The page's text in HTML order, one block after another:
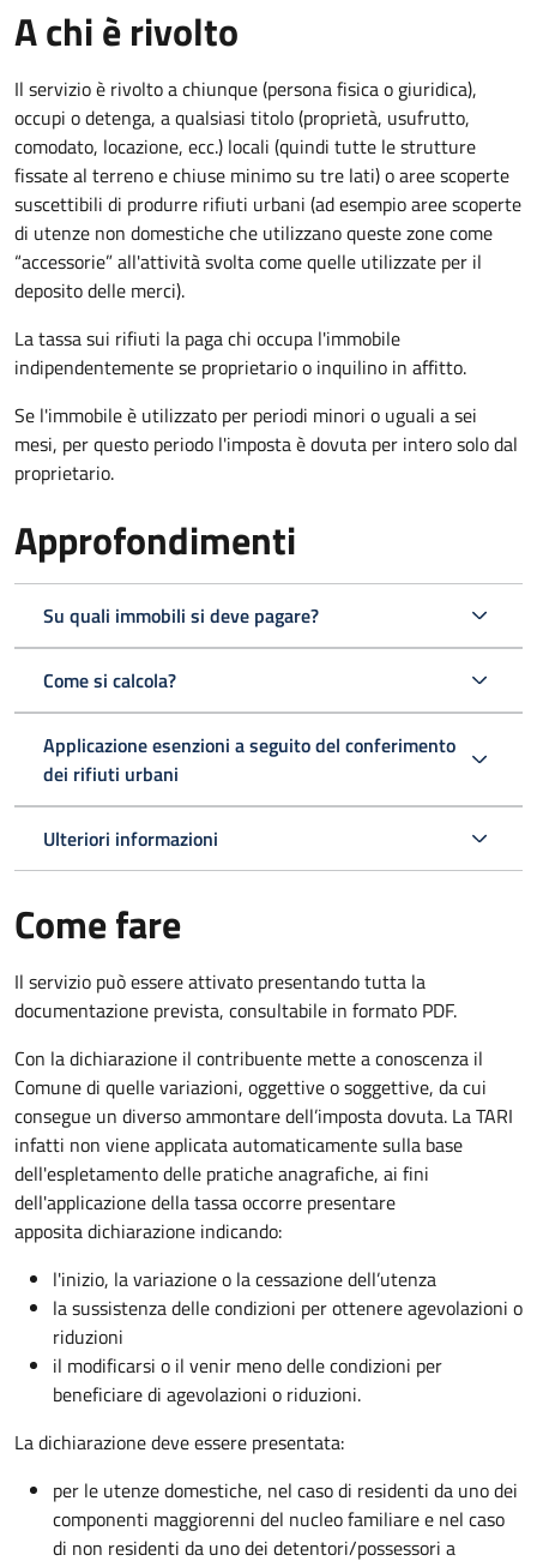
A chi è rivolto
Il servizio è rivolto a chiunque (persona fisica o giuridica),
occupi o detenga, a qualsiasi titolo (proprietà, usufrutto,
comodato, locazione, ecc.) locali (quindi tutte le strutture
fissate al terreno e chiuse minimo su tre lati) o aree scoperte
suscettibili di produrre rifiuti urbani (ad esempio aree scoperte
di utenze non domestiche che utilizzano queste zone come
“accessorie” all'attività svolta come quelle utilizzate per il
deposito delle merci).
La tassa sui rifiuti la paga chi occupa l'immobile
indipendentemente se proprietario o inquilino in affitto.
Se l'immobile è utilizzato per periodi minori o uguali a sei
mesi, per questo periodo l'imposta è dovuta per intero solo dal
proprietario.
Approfondimenti
Su quali immobili si deve pagare?
Come si calcola?
Applicazione esenzioni a seguito del conferimento
dei rifiuti urbani
Ulteriori informazioni
Come fare
Il servizio può essere attivato presentando tutta la
documentazione prevista, consultabile in formato PDF.
Con la dichiarazione il contribuente mette a conoscenza il
Comune di quelle variazioni, oggettive o soggettive, da cui
consegue un diverso ammontare dell’imposta dovuta. La TARI
infatti non viene applicata automaticamente sulla base
dell'espletamento delle pratiche anagrafiche, ai fini
dell'applicazione della tassa occorre presentare
apposita dichiarazione indicando:
l'inizio, la variazione o la cessazione dell’utenza
la sussistenza delle condizioni per ottenere agevolazioni o
riduzioni
il modificarsi o il venir meno delle condizioni per
beneficiare di agevolazioni o riduzioni.
La dichiarazione deve essere presentata:
per le utenze domestiche, nel caso di residenti da uno dei
componenti maggiorenni del nucleo familiare e nel caso
di non residenti da uno dei detentori/possessori a